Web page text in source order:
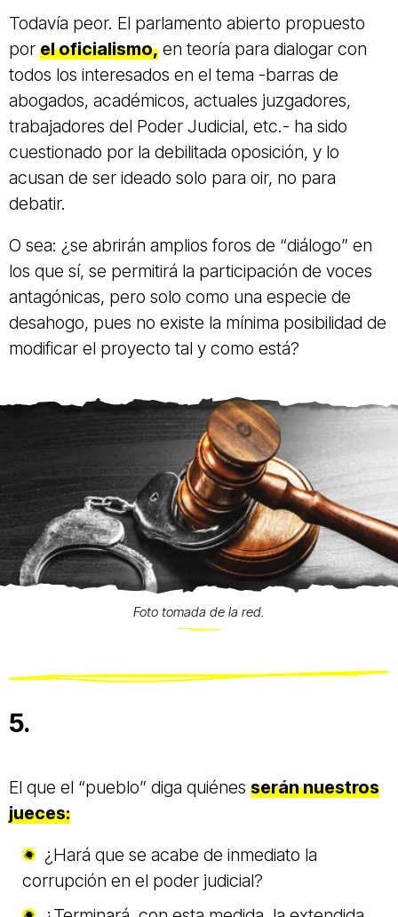
Todavía peor. El parlamento abierto propuesto
por el oficialismo, en teoría para dialogar con
todos los interesados en el tema -barras de
abogados, académicos, actuales juzgadores,
trabajadores del Poder Judicial, etc.- ha sido
cuestionado por la debilitada oposición, y lo
acusan de ser ideado solo para oir, no para
debatir.
O sea: ¿se abrirán amplios foros de “diálogo” en
los que sí, se permitirá la participación de voces
antagónicas, pero solo como una especie de
desahogo, pues no existe la mínima posibilidad de
modificar el proyecto tal y como está?
Foto tomada de la red.
5.
El que el “pueblo” diga quiénes serán nuestros
jueces:
¿Hará que se acabe de inmediato la
corrupción en el poder judicial?